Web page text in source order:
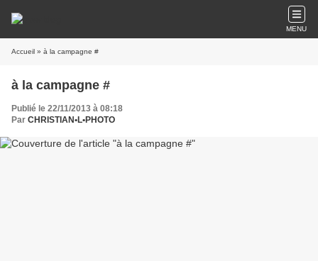
MENU
Accueil » à la campagne #
à la campagne #
Publié le 22/11/2013 à 08:18
Par CHRISTIAN•L•PHOTO